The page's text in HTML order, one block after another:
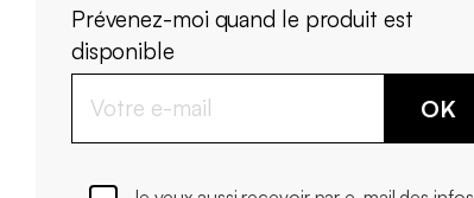
Prévenez-moi quand le produit est
disponible
OK